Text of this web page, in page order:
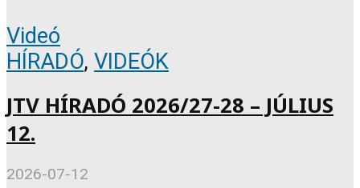
Videó
HÍRADÓ, VIDEÓK
JTV HÍRADÓ 2026/27-28 – JÚLIUS
12.
2026-07-12